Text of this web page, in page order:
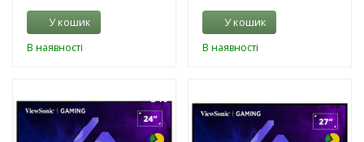
У кошик
В наявності
У кошик
В наявності
-3%